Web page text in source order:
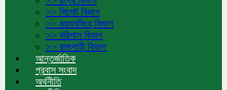
>> সিলেট বিভাগ
>> ময়মনসিংহ বিভাগ
>> বরিশাল বিভাগ
>> রাজশাহী বিভাগ
আন্তর্জাতিক
প্রবাস সংবাদ
অর্থনীতি